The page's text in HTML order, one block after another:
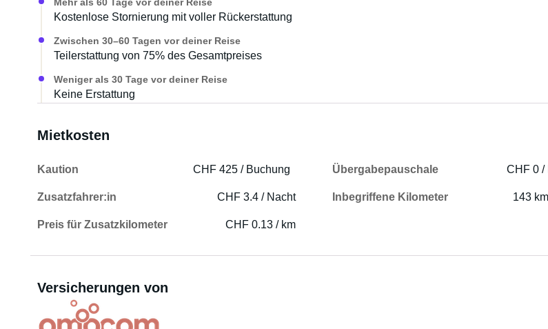
Kostenlose Stornierung mit voller Rückerstattung
Zwischen 30–60 Tagen vor deiner Reise
Teilerstattung von 75% des Gesamtpreises
Weniger als 30 Tage vor deiner Reise
Keine Erstattung
Mietkosten
Kaution CHF 425 / Buchung Übergabepauschale CHF 0 /
Zusatzfahrer:in CHF 3.4 / Nacht Inbegriffene Kilometer 143
Preis für Zusatzkilometer CHF 0.13 / km
Versicherungen von